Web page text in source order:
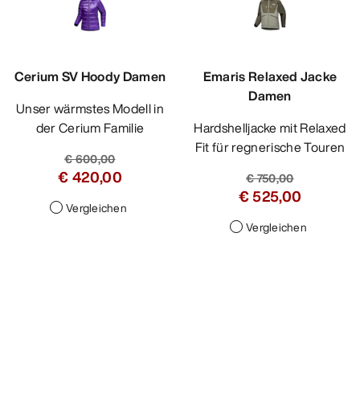
Cerium SV Hoody Damen
Unser wärmstes Modell in
der Cerium Familie
€ 600,00
€ 420,00
Vergleichen
Emaris Relaxed Jacke
Damen
Hardshelljacke mit Relaxed
Fit für regnerische Touren
€ 750,00
€ 525,00
Vergleichen